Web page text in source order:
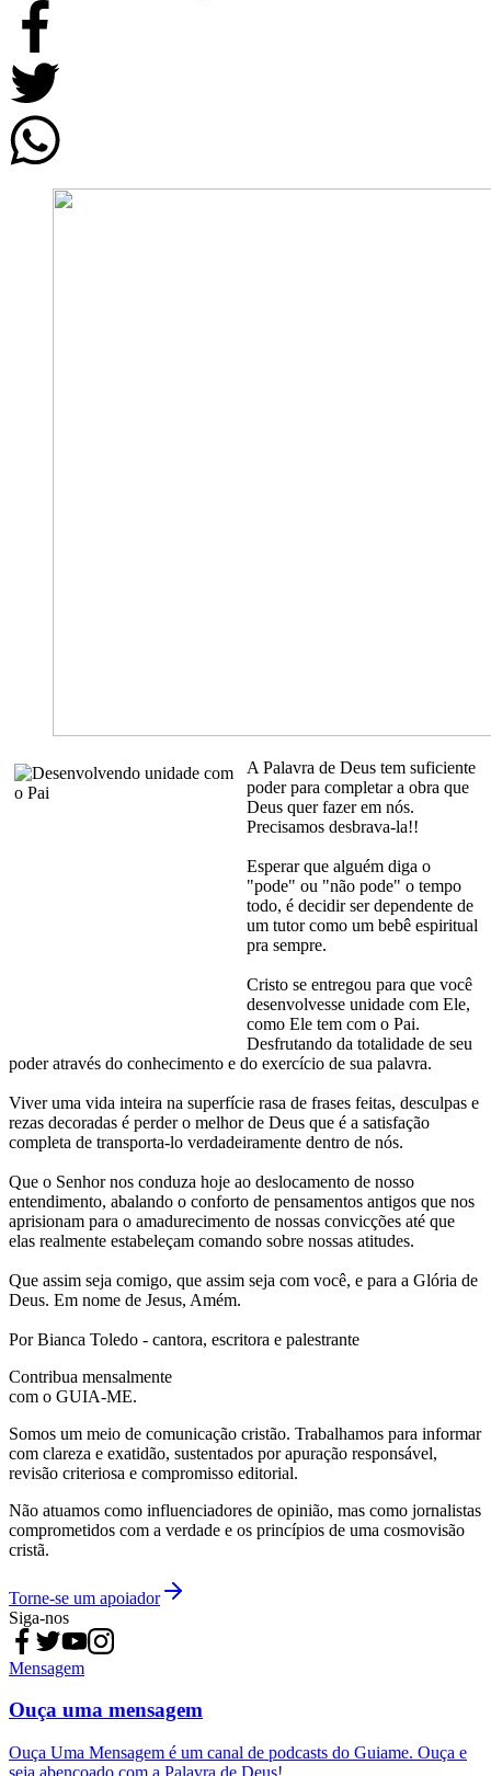
A Palavra de Deus tem suficiente
poder para completar a obra que
Deus quer fazer em nós.
Precisamos desbrava-la!!
Esperar que alguém diga o
"pode" ou "não pode" o tempo
todo, é decidir ser dependente de
um tutor como um bebê espiritual
pra sempre.
Cristo se entregou para que você
desenvolvesse unidade com Ele,
como Ele tem com o Pai.
Desfrutando da totalidade de seu
poder através do conhecimento e do exercício de sua palavra.
Viver uma vida inteira na superfície rasa de frases feitas, desculpas e
rezas decoradas é perder o melhor de Deus que é a satisfação
completa de transporta-lo verdadeiramente dentro de nós.
Que o Senhor nos conduza hoje ao deslocamento de nosso
entendimento, abalando o conforto de pensamentos antigos que nos
aprisionam para o amadurecimento de nossas convicções até que
elas realmente estabeleçam comando sobre nossas atitudes.
Que assim seja comigo, que assim seja com você, e para a Glória de
Deus. Em nome de Jesus, Amém.
Por Bianca Toledo - cantora, escritora e palestrante
Contribua mensalmente
com o GUIA-ME.
Somos um meio de comunicação cristão. Trabalhamos para informar
com clareza e exatidão, sustentados por apuração responsável,
revisão criteriosa e compromisso editorial.
Não atuamos como influenciadores de opinião, mas como jornalistas
comprometidos com a verdade e os princípios de uma cosmovisão
cristã.
Torne-se um apoiador
Siga-nos
Mensagem
Ouça uma mensagem
Ouça Uma Mensagem é um canal de podcasts do Guiame. Ouça e
seja abençoado com a Palavra de Deus!